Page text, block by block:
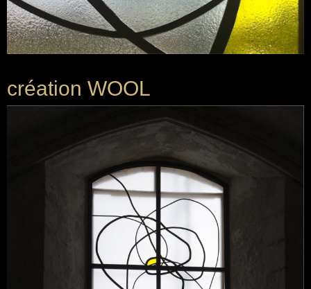
création WOOL